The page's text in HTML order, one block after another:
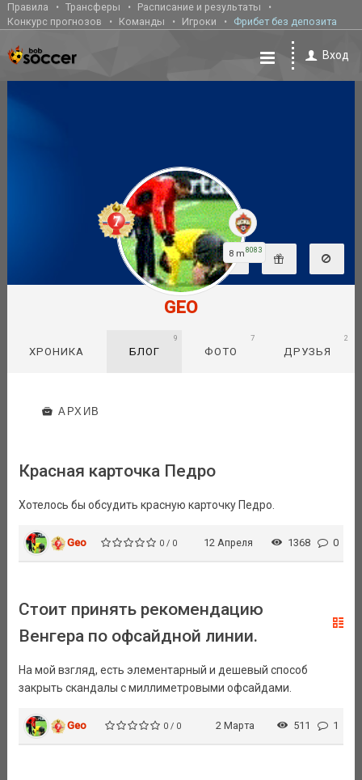
Правила Трансферы
Расписание и результаты
Конкурс прогнозов
Команды Игроки Фрибет без депозита
Вход
8 m 8083
GEO
ХРОНИКА БЛОГ
9
ФОТО
7
ДРУЗЬЯ
2
АРХИВ
Красная карточка Педро
Хотелось бы обсудить красную карточку Педро.
Geo 0 / 0 12 Апреля 1368 0
Стоит принять рекомендацию
Венгера по офсайдной линии.
На мой взгляд, есть элементарный и дешевый способ
закрыть скандалы с миллиметровыми офсайдами.
Geo 0 / 0 2 Марта 511 1